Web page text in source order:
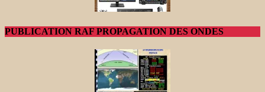
PUBLICATION RAF PROPAGATION DES ONDES